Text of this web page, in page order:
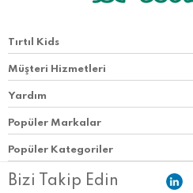
Tırtıl Kids
Müşteri Hizmetleri
Yardım
Popüler Markalar
Popüler Kategoriler
Bizi Takip Edin